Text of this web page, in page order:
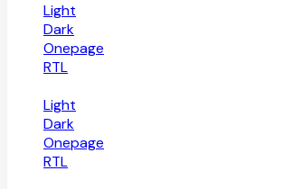
Light
Dark
Onepage
RTL
Light
Dark
Onepage
RTL